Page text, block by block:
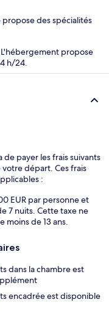
des spécialités
propose
h/24.
payer les frais suivants
départ. Ces frais
:
EUR par personne et
7 nuits. Cette taxe ne
moins de 13 ans.
dans la chambre est
encadrée est disponible